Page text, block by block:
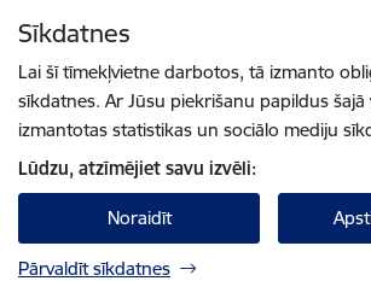
Sīkdatnes
Lai šī tīmekļvietne darbotos, tā izmanto
sīkdatnes. Ar Jūsu piekrišanu papildus
izmantotas statistikas un sociālo mediju
Lūdzu, atzīmējiet savu izvēli:
Noraidīt
Pārvaldīt sīkdatnes